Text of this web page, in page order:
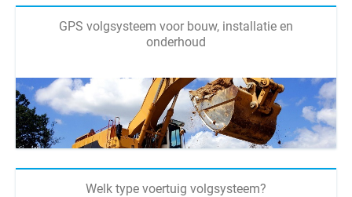
GPS volgsysteem voor bouw, installatie en
onderhoud
Welk type voertuig volgsysteem?